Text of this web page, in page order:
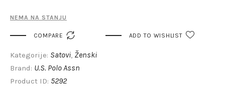
NEMA NA STANJU
COMPARE  ADD TO WISHLIST
Kategorije: Satovi, Ženski
Brand: U.S. Polo Assn
Product ID: 5292